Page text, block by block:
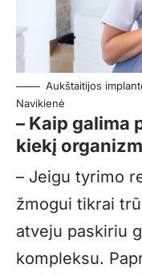
Aukštaitijos
Navikienė
– Kaip galima
kiekį
– Jeigu tyrimo
žmogui tikrai
atveju paskiriu
kompleksu.